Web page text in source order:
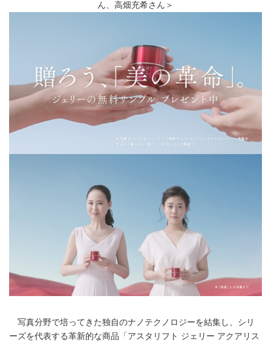
ん、高畑充希さん＞
写真分野で培ってきた独自のナノテクノロジーを結集し、シリ
ーズを代表する革新的な商品「アスタリフト ジェリー アクアリス